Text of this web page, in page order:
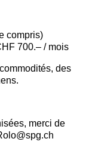
compris)
700.– / mois
des
merci de